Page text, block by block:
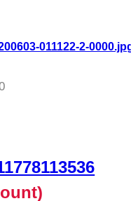
011122-2-